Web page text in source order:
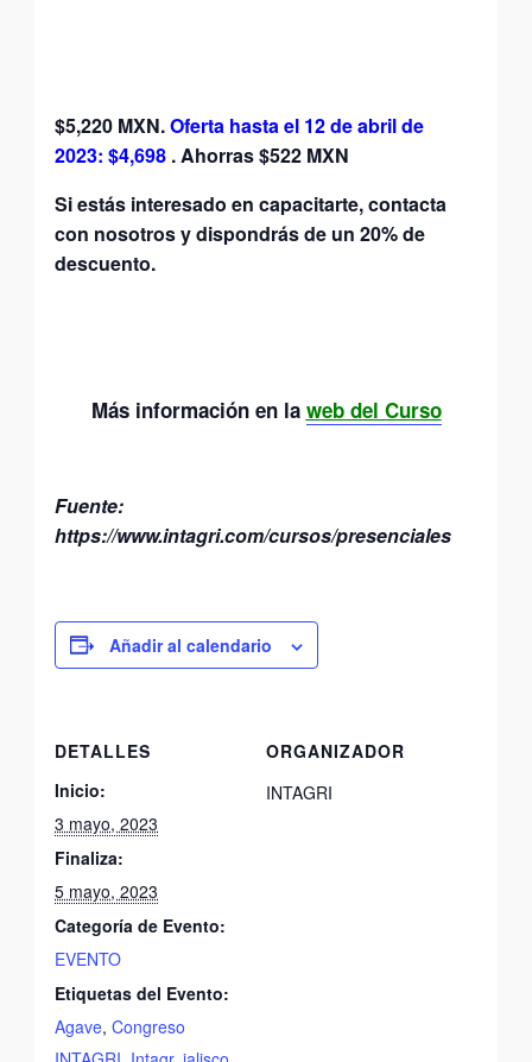
$5,220 MXN.Oferta hasta el 12 de abril de
2023:$4,698 . Ahorras $522 MXN
Si estás interesado en capacitarte, contacta
con nosotros y dispondrás de un 20% de
descuento.
Más información en la web del Curso
Fuente:
https://www.intagri.com/cursos/presenciales
Añadir al calendario
DETALLES
Inicio:
3 mayo, 2023
Finaliza:
5 mayo, 2023
Categoría de Evento:
EVENTO
Etiquetas del Evento:
Agave,Congreso
ORGANIZADOR
INTAGRI